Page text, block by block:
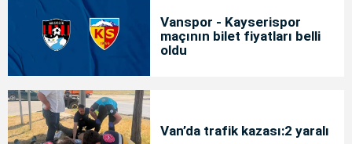
Vanspor - Kayserispor
maçının bilet fiyatları belli
oldu
Van’da trafik kazası:2 yaralı